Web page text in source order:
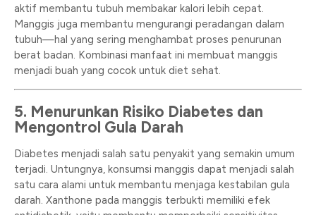
aktif membantu tubuh membakar kalori lebih cepat.
Manggis juga membantu mengurangi peradangan dalam
tubuh—hal yang sering menghambat proses penurunan
berat badan. Kombinasi manfaat ini membuat manggis
menjadi buah yang cocok untuk diet sehat.
5. Menurunkan Risiko Diabetes dan
Mengontrol Gula Darah
Diabetes menjadi salah satu penyakit yang semakin umum
terjadi. Untungnya, konsumsi manggis dapat menjadi salah
satu cara alami untuk membantu menjaga kestabilan gula
darah. Xanthone pada manggis terbukti memiliki efek